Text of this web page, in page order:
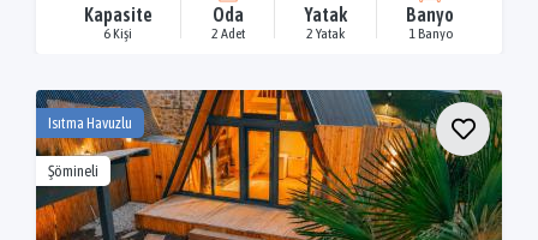
Kapasite
6 Kişi
Oda
2 Adet
Yatak
2 Yatak
Banyo
1 Banyo
Isıtma Havuzlu
Şömineli